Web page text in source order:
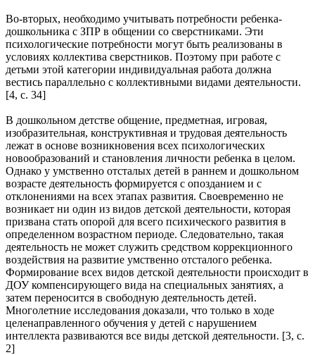
Во-вторых, необходимо учитывать потребности ребенка-
дошкольника с ЗПР в общении со сверстниками. Эти
психологические потребности могут быть реализованы в
условиях коллектива сверстников. Поэтому при работе с
детьми этой категории индивидуальная работа должна
вестись параллельно с коллективными видами деятельности.
[4, с. 34]
В дошкольном детстве общение, предметная, игровая,
изобразительная, конструктивная и трудовая деятельность
лежат в основе возникновения всех психологических
новообразований и становления личности ребенка в целом.
Однако у умственно отсталых детей в раннем и дошкольном
возрасте деятельность формируется с опозданием и с
отклонениями на всех этапах развития. Своевременно не
возникает ни один из видов детской деятельности, которая
призвана стать опорой для всего психического развития в
определенном возрастном периоде. Следовательно, такая
деятельность не может служить средством коррекционного
воздействия на развитие умственно отсталого ребенка.
Формирование всех видов детской деятельности происходит в
ДОУ компенсирующего вида на специальных занятиях, а
затем переносится в свободную деятельность детей.
Многолетние исследования доказали, что только в ходе
целенаправленного обучения у детей с нарушением
интеллекта развиваются все виды детской деятельности. [3, с.
2]